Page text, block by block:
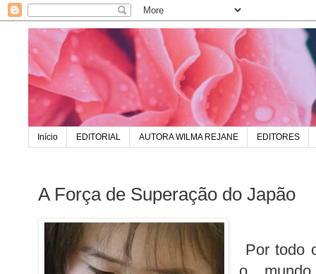
Início EDITORIAL AUTORA WILMA REJANE EDITORES
A Força de Superação do Japão
Por todo